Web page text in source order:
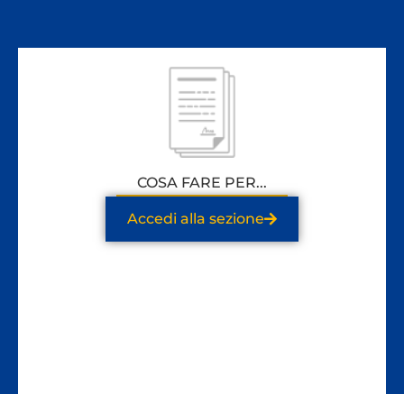
COSA FARE PER...
Accedi alla sezione